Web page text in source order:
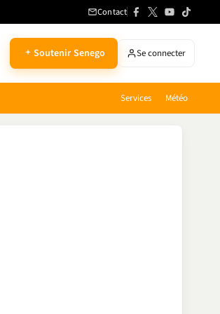
Contact
Soutenir Senego Se connecter
Services Météo